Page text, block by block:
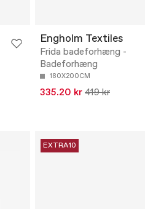
Engholm Textiles
Frida badeforhæng -
Badeforhæng
180X200CM
335.20 kr 419 kr
EXTRA10